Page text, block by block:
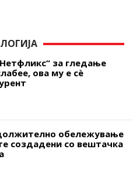
за гледање
ова му е сѐ
обележување
создадени со вештачка